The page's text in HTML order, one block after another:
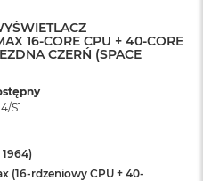
16-CORE CPU + 40-CORE
CZERŃ (SPACE
S1
1964)
(16-rdzeniowy CPU + 40-